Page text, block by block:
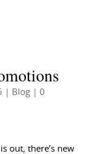
Blog| 0
out, there’s new